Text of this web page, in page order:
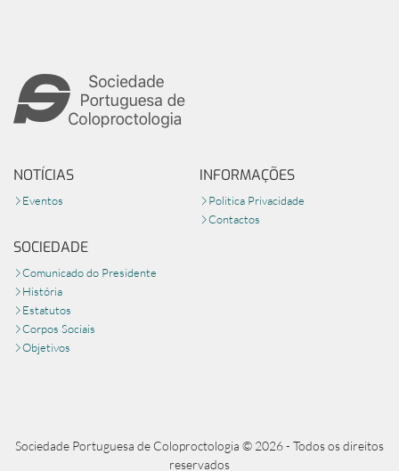
INFORMAÇÕES
Politica Privacidade
Contactos
NOTÍCIAS
Eventos
SOCIEDADE
Comunicado do Presidente
História
Estatutos
Corpos Sociais
Objetivos
Sociedade Portuguesa de Coloproctologia © 2026 - Todos os direitos
reservados